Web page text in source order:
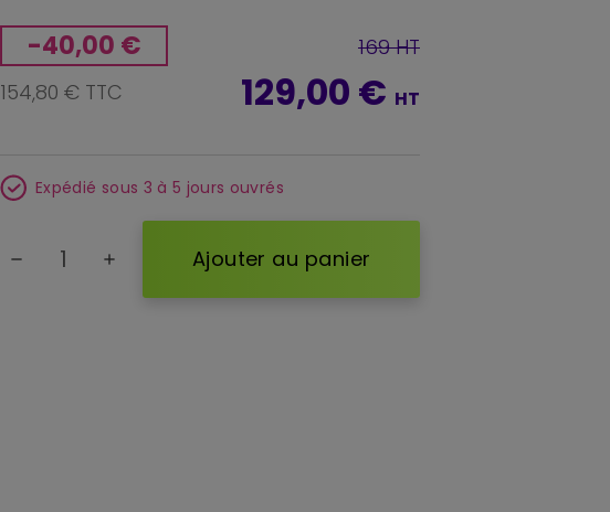
-40,00 €
154,80 € TTC
169 HT
129,00 € HT
Expédié sous 3 à 5 jours ouvrés
remove add Ajouter au panier